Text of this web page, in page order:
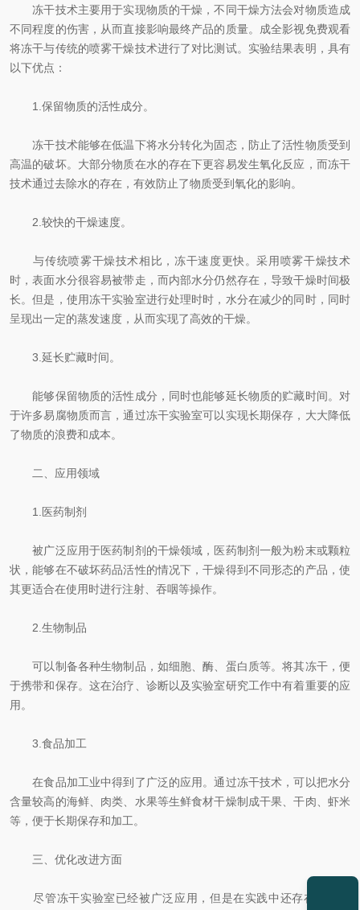
冻干技术主要用于实现物质的干燥，不同干燥方法会对物质造成
不同程度的伤害，从而直接影响最终产品的质量。成全影视免费观看
将冻干与传统的喷雾干燥技术进行了对比测试。实验结果表明，具有
以下优点：
1.保留物质的活性成分。
冻干技术能够在低温下将水分转化为固态，防止了活性物质受到
高温的破坏。大部分物质在水的存在下更容易发生氧化反应，而冻干
技术通过去除水的存在，有效防止了物质受到氧化的影响。
2.较快的干燥速度。
与传统喷雾干燥技术相比，冻干速度更快。采用喷雾干燥技术
时，表面水分很容易被带走，而内部水分仍然存在，导致干燥时间极
长。但是，使用冻干实验室进行处理时时，水分在减少的同时，同时
呈现出一定的蒸发速度，从而实现了高效的干燥。
3.延长贮藏时间。
能够保留物质的活性成分，同时也能够延长物质的贮藏时间。对
于许多易腐物质而言，通过冻干实验室可以实现长期保存，大大降低
了物质的浪费和成本。
二、应用领域
1.医药制剂
被广泛应用于医药制剂的干燥领域，医药制剂一般为粉末或颗粒
状，能够在不破坏药品活性的情况下，干燥得到不同形态的产品，使
其更适合在使用时进行注射、吞咽等操作。
2.生物制品
可以制备各种生物制品，如细胞、酶、蛋白质等。将其冻干，便
于携带和保存。这在治疗、诊断以及实验室研究工作中有着重要的应
用。
3.食品加工
在食品加工业中得到了广泛的应用。通过冻干技术，可以把水分
含量较高的海鲜、肉类、水果等生鲜食材干燥制成干果、干肉、虾米
等，便于长期保存和加工。
三、优化改进方面
尽管冻干实验室已经被广泛应用，但是在实践中还存在一些问